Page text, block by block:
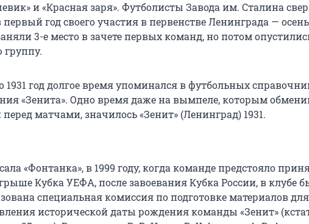
и «Красная заря». Футболисты Завода им. Сталина
год своего участия в первенстве Ленинграда —
3-е место в зачете первых команд, но потом
группу.
1931 год долгое время упоминался в футбольных
«Зенита». Одно время даже на вымпеле, которым
матчами, значилось «Зенит» (Ленинград) 1931.
«Фонтанка», в 1999 году, когда команде предстояло
Кубка УЕФА, после завоевания Кубка России, в клубе
специальная комиссия по подготовке материалов для
исторической даты рождения команды «Зенит»